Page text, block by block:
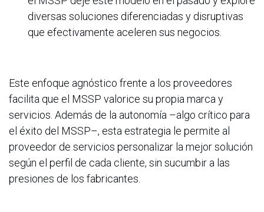
diversas soluciones diferenciadas y disruptivas
que efectivamente aceleren sus negocios.
Este enfoque agnóstico frente a los proveedores
facilita que el MSSP valorice su propia marca y
servicios. Además de la autonomía –algo crítico para
el éxito del MSSP–, esta estrategia le permite al
proveedor de servicios personalizar la mejor solución
según el perfil de cada cliente, sin sucumbir a las
presiones de los fabricantes.